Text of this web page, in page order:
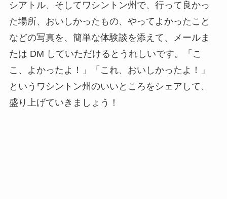
シアトル、そしてワシントン州で、行って良かっ
た場所、おいしかったもの、やってよかったこと
などの写真を、簡単な体験談を添えて、メールま
たは DM していただけるとうれしいです。「こ
こ、よかったよ！」「これ、おいしかったよ！」
というワシントン州のいいところをシェアして、
盛り上げていきましょう！